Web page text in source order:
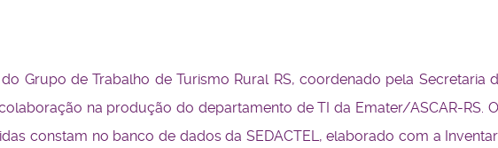
Grupo de Trabalho de Turismo Rural RS, coordenado pela Secretaria
na produção do departamento de TI da Emater/ASCAR-RS.
constam no banco de dados da SEDACTEL, elaborado com a